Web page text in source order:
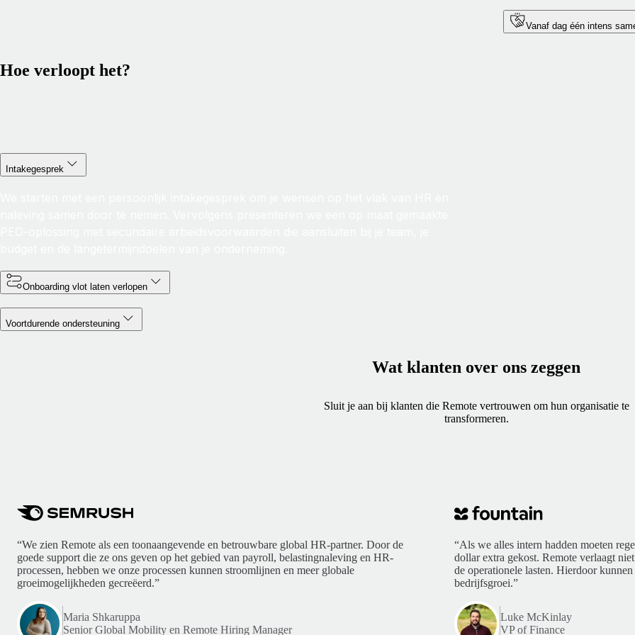
Vanaf dag één intens
Hoe verloopt het?
Intakegesprek
Onboarding vlot laten verlopen
Voortdurende ondersteuning
Wat klanten over ons zeggen
Sluit je aan bij klanten die Remote vertrouwen om hun organisatie te
transformeren.
“We zien Remote als een toonaangevende en betrouwbare global HR-partner. Door de
goede support die ze ons geven op het gebied van payroll, belastingnaleving en HR-
processen, hebben we onze processen kunnen stroomlijnen en meer globale
groeimogelijkheden gecreëerd.”
Maria Shkaruppa
Senior Global Mobility en Remote Hiring Manager
“Als we alles intern hadden moeten
dollar extra gekost. Remote verlaagt
de operationele lasten. Hierdoor
bedrijfsgroei.”
Luke McKinlay
VP of Finance